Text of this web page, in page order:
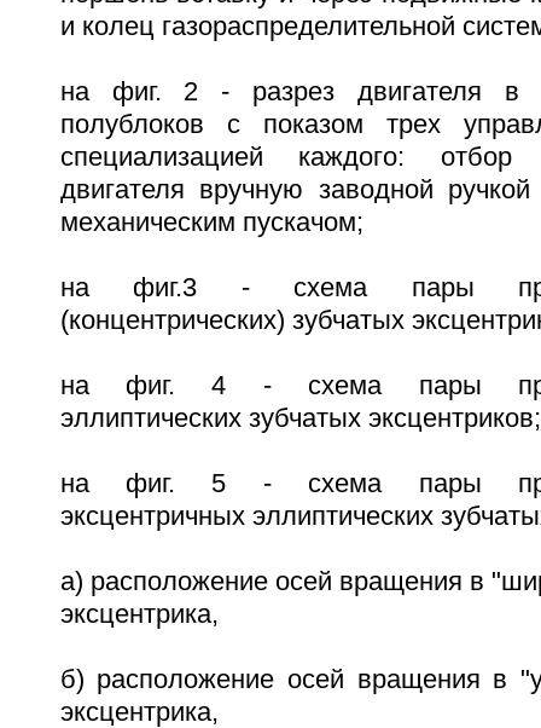
и колец газораспределительной
на фиг. 2 - разрез двигателя в
полублоков с показом трех
специализацией каждого:
двигателя вручную заводной
механическим пускачом;
на фиг.3 - схема пары
(концентрических) зубчатых
на фиг. 4 - схема пары
эллиптических зубчатых эксцентриков;
на фиг. 5 - схема пары
эксцентричных эллиптических
а) расположение осей вращения в
эксцентрика,
б) расположение осей вращения в
эксцентрика,